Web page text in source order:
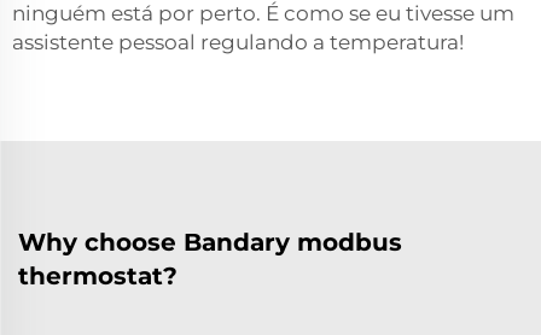
ninguém está por perto. É como se eu tivesse um
assistente pessoal regulando a temperatura!
Why choose Bandary modbus
thermostat?